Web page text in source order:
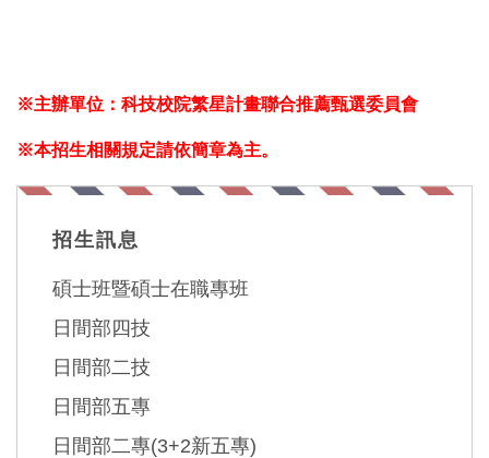
※主辦單位：科技校院繁星計畫聯合推薦甄選委員會
※本招生相關規定請依簡章為主。
招生訊息
碩士班暨碩士在職專班
日間部四技
日間部二技
日間部五專
日間部二專(3+2新五專)